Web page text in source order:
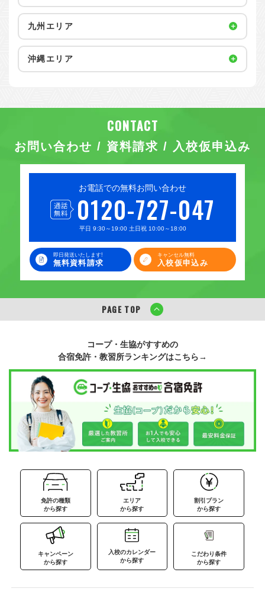
お問い合わせ / 資料請求 / 入校仮申込み
お電話での無料お問い合わせ
0120-727-047
平日 9:30～19:00 土日祝 10:00～18:00
即日発送いたします!
無料資料請求
キャンセル無料
入校仮申込み
九州エリア
沖縄エリア
PAGE TOP
コープ・生協がすすめの
合宿免許・教習所ランキングはこちら→
免許の種類
から探す
エリア
から探す
割引プラン
から探す
キャンペーン
から探す
入校のカレンダー
から探す
こだわり条件
から探す